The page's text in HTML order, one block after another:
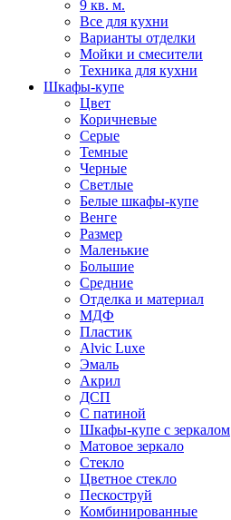
9 кв. м.
Все для кухни
Варианты отделки
Мойки и смесители
Техника для кухни
Шкафы-купе
Цвет
Коричневые
Серые
Темные
Черные
Светлые
Белые шкафы-купе
Венге
Размер
Маленькие
Большие
Средние
Отделка и материал
МДФ
Пластик
Alvic Luxe
Эмаль
Акрил
ДСП
С патиной
Шкафы-купе с зеркалом
Матовое зеркало
Стекло
Цветное стекло
Пескоструй
Комбинированные